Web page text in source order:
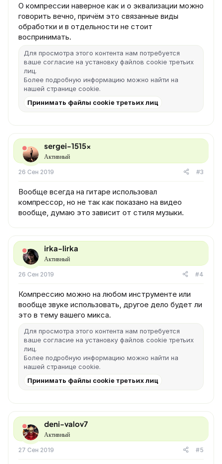
О компрессии наверное как и о эквализации можно
говорить вечно, причём это связанные виды
обработки и в отдельности не стоит
воспринимать.
Для просмотра этого контента нам потребуется
ваше согласие на установку файлов cookie третьих
лиц.
Более подробную информацию можно найти на
нашей странице cookie.
Принимать файлы cookie третьих лиц
sergei-1515x
Активный
26 Сен 2019 #3
Вообще всегда на гитаре использовал
компрессор, но не так как показано на видео
вообще, думаю это зависит от стиля музыки.
irka-lirka
Активный
26 Сен 2019 #4
Компрессию можно на любом инструменте или
вообще звуке использовать, другое дело будет ли
это в тему вашего микса.
Для просмотра этого контента нам потребуется
ваше согласие на установку файлов cookie третьих
лиц.
Более подробную информацию можно найти на
нашей странице cookie.
Принимать файлы cookie третьих лиц
deni-valov7
Активный
27 Сен 2019 #5